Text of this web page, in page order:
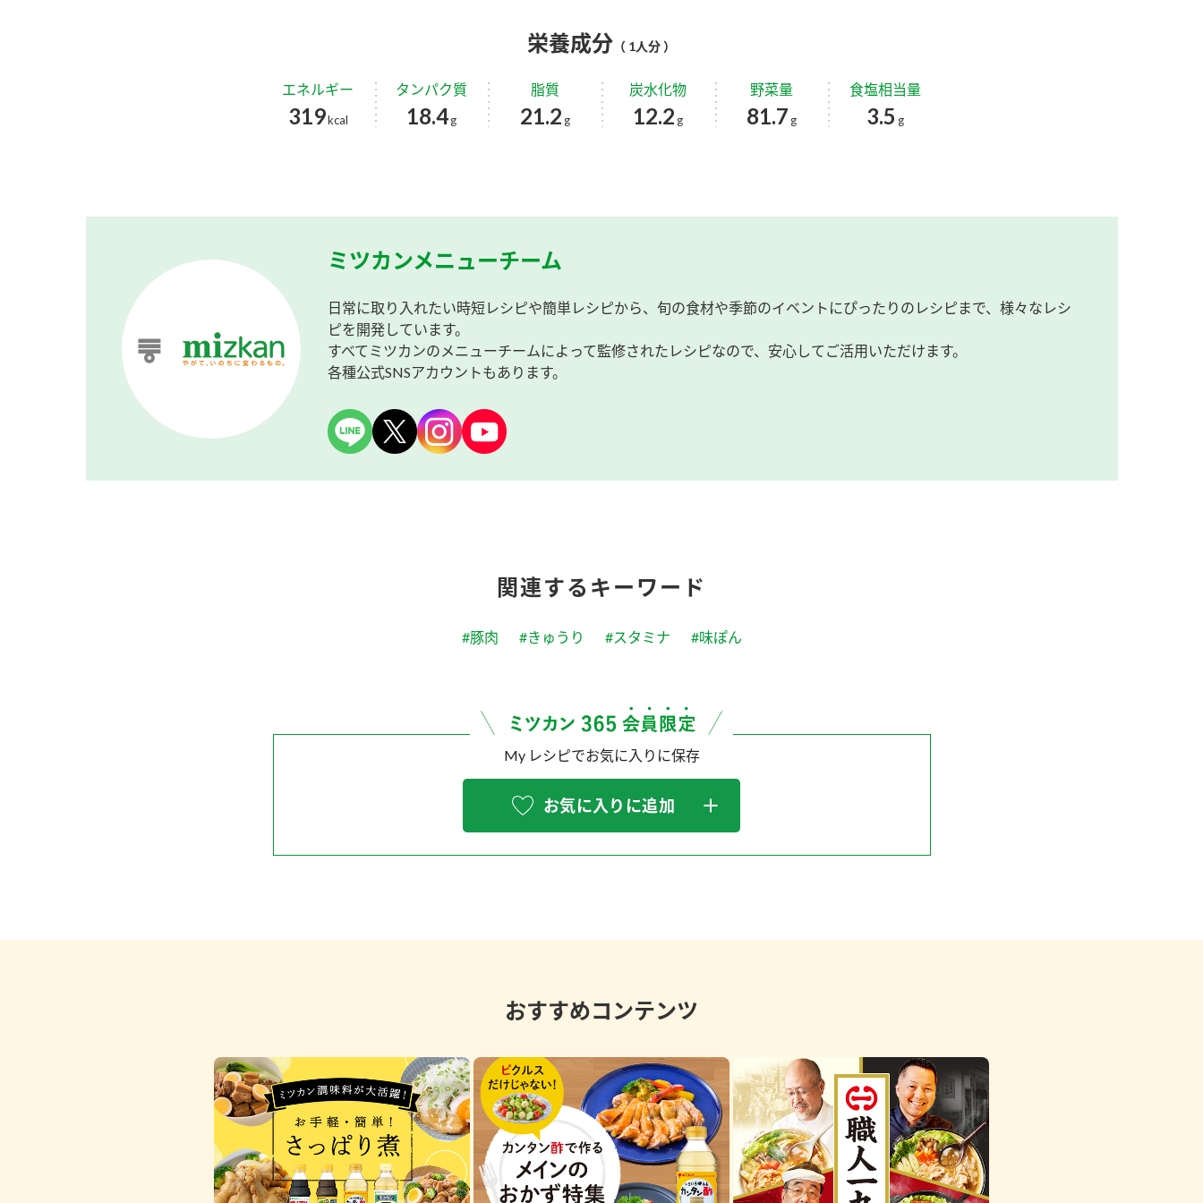
栄養成分 （ 1人分 ）
エネルギー
319kcal
タンパク質
18.4g
脂質
21.2 g
炭水化物
12.2 g
野菜量
81.7 g
食塩相当量
3.5 g
ミツカンメニューチーム
日常に取り入れたい時短レシピや簡単レシピから、旬の食材や季節のイベントにぴったりのレシピまで、様々なレシ
ピを開発しています。
すべてミツカンのメニューチームによって監修されたレシピなので、安心してご活用いただけます。
各種公式SNSアカウントもあります。
関連するキーワード
#豚肉 #きゅうり #スタミナ #味ぽん
My レシピでお気に入りに保存
お気に入りに追加
おすすめコンテンツ